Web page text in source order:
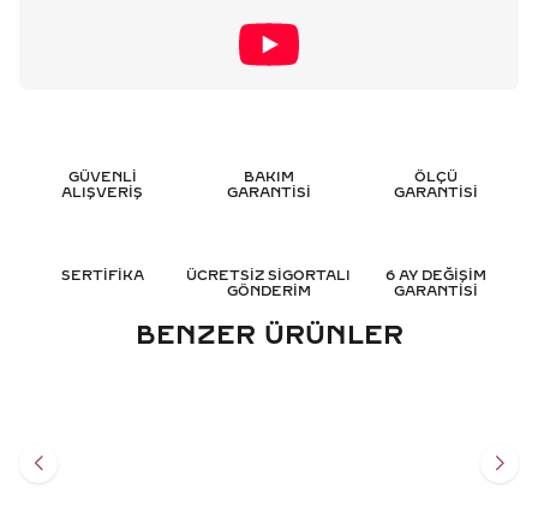
GÜVENLİ
ALIŞVERİŞ
BAKIM
GARANTİSİ
ÖLÇÜ
GARANTİSİ
SERTİFİKA
ÜCRETSİZ SİGORTALI
GÖNDERİM
6 AY DEĞİŞİM
GARANTİSİ
BENZER ÜRÜNLER